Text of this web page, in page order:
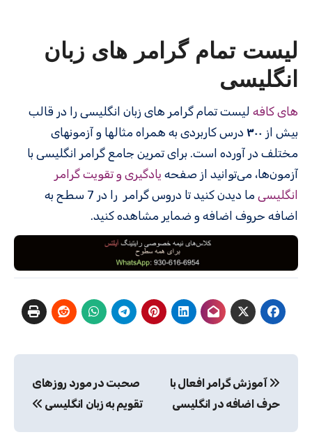
لیست تمام گرامر های زبان
انگلیسی
های کافه لیست تمام گرامر های زبان انگلیسی را در قالب
بیش از ۳۰۰ درس کاربردی به همراه مثالها و آزمونهای
مختلف در آورده است. برای تمرین جامع گرامر انگلیسی با
آزمون‌ها، می‌توانید از صفحه یادگیری و تقویت گرامر
انگلیسی
ما دیدن کنید تا دروس گرامر را در 7 سطح به
اضافه حروف اضافه و ضمایر مشاهده کنید.
نوشته
آموزش گرامر افعال با
حرف اضافه در انگلیسی
صحبت در مورد روزهای
تقویم به زبان انگلیسی